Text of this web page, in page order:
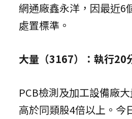
網通廠鑫永洋，因最近6
處置標準。
大量（3167）：執行20
PCB檢測及加工設備廠
高於同類股4倍以上。今